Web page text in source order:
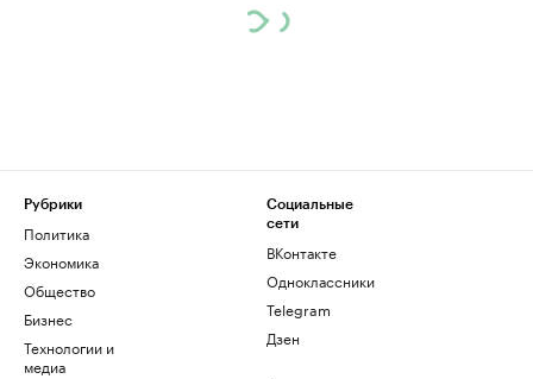
Рубрики
Политика
Экономика
Общество
Бизнес
Технологии и
медиа
Социальные
сети
ВКонтакте
Одноклассники
Telegram
Дзен